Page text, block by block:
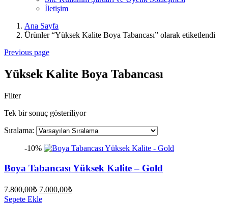
İletişim
Ana Sayfa
Ürünler “Yüksek Kalite Boya Tabancası” olarak etiketlendi
Previous page
Yüksek Kalite Boya Tabancası
Filter
Tek bir sonuç gösteriliyor
Sıralama:
-10%
Boya Tabancası Yüksek Kalite – Gold
7.800,00₺ Orijinal
fiyat:
7.000,00₺Şu
Sepete Ekle